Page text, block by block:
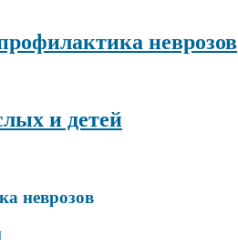
неврозов
и детей
неврозов